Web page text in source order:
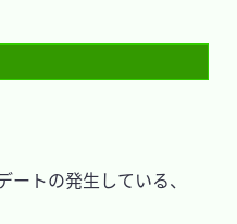
トの発生している、